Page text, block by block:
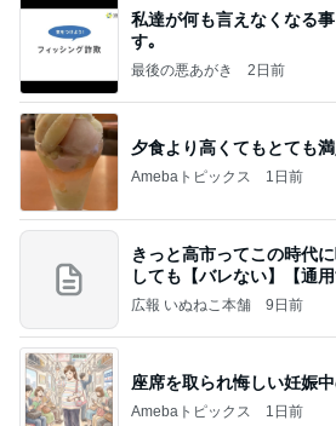
私達が何も言えなくなる
す｡
最後の悪あがき 2日前
夕食より高くてもとても
Amebaトピックス 1日前
きっと高市ってこの時代
しても【バレない】【通
だろ
広報 いぬねこ本舗 9日前
座席を取られ悔しい妊娠
Amebaトピックス 1日前